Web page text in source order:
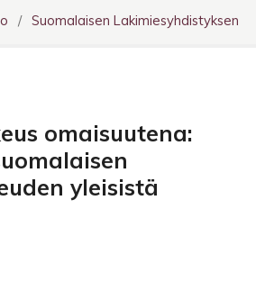
/ Suomalaisen Lakimiesyhdistyksen
omaisuutena:
yleisistä